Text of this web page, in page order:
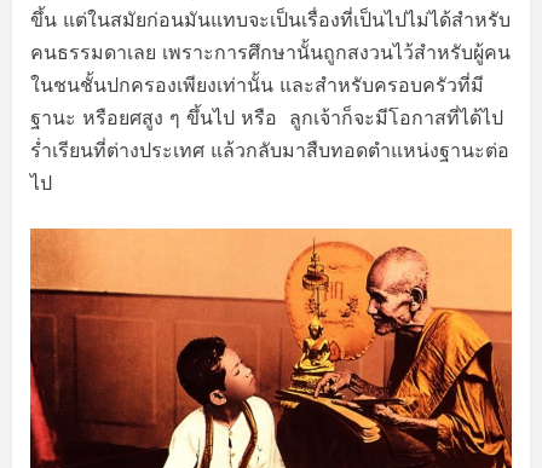
ขึ้น แต่ในสมัยก่อนมันแทบจะเป็นเรื่องที่เป็นไปไม่ได้สำหรับ
คนธรรมดาเลย เพราะการศึกษานั้นถูกสงวนไว้สำหรับผู้คน
ในชนชั้นปกครองเพียงเท่านั้น และสำหรับครอบครัวที่มี
ฐานะ หรือยศสูง ๆ ขึ้นไป หรือ ลูกเจ้าก็จะมีโอกาสที่ได้ไป
ร่ำเรียนที่ต่างประเทศ แล้วกลับมาสืบทอดตำแหน่งฐานะต่อ
ไป